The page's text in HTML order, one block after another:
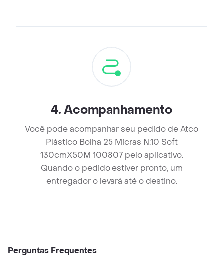
4.Acompanhamento
Você pode acompanhar seu pedido de Atco
Plástico Bolha 25 Micras N.10 Soft
130cmX50M 100807 pelo aplicativo.
Quando o pedido estiver pronto, um
entregador o levará até o destino.
Perguntas Frequentes